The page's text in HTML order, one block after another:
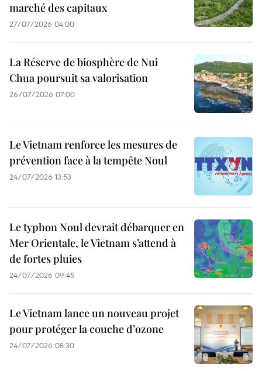
marché des capitaux
27/07/2026 04:00
La Réserve de biosphère de Nui
Chua poursuit sa valorisation
26/07/2026 07:00
Le Vietnam renforce les mesures de
prévention face à la tempête Noul
24/07/2026 13:53
Le typhon Noul devrait débarquer en
Mer Orientale, le Vietnam s’attend à
de fortes pluies
24/07/2026 09:45
Le Vietnam lance un nouveau projet
pour protéger la couche d’ozone
24/07/2026 08:30